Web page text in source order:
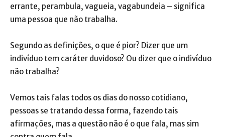
errante, perambula, vagueia, vagabundeia – significa
uma pessoa que não trabalha.
Segundo as definições, o que é pior? Dizer que um
indivíduo tem caráter duvidoso? Ou dizer que o indivíduo
não trabalha?
Vemos tais falas todos os dias do nosso cotidiano,
pessoas se tratando dessa forma, fazendo tais
afirmações, mas a questão não é o que fala, mas sim